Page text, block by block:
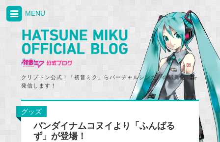
クリプトン公式！「初音ミク」らバーチャルシンガーの最新情報を
発信します！
MENU
グッズ
バンダイナムコヌイより「ふんばる
ず」が登場！